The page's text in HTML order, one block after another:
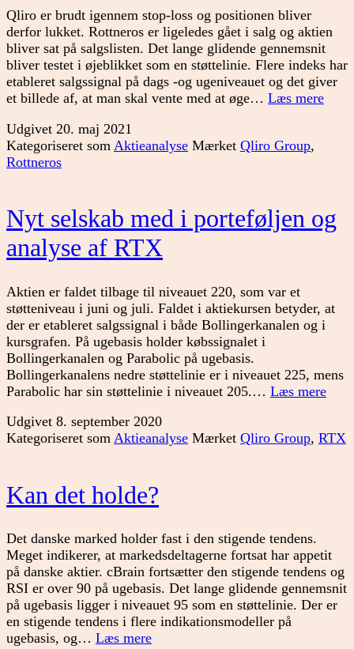
Qliro er brudt igennem stop-loss og positionen bliver
derfor lukket. Rottneros er ligeledes gået i salg og aktien
bliver sat på salgslisten. Det lange glidende gennemsnit
bliver testet i øjeblikket som en støttelinie. Flere indeks har
etableret salgssignal på dags -og ugeniveauet og det giver
et billede af, at man skal vente med at øge… Læs mere
Udgivet 20. maj 2021
Kategoriseret som Aktieanalyse Mærket Qliro Group,
Rottneros
Nyt selskab med i porteføljen og
analyse af RTX
Aktien er faldet tilbage til niveauet 220, som var et
støtteniveau i juni og juli. Faldet i aktiekursen betyder, at
der er etableret salgssignal i både Bollingerkanalen og i
kursgrafen. På ugebasis holder købssignalet i
Bollingerkanalen og Parabolic på ugebasis.
Bollingerkanalens nedre støttelinie er i niveauet 225, mens
Parabolic har sin støttelinie i niveauet 205.… Læs mereNyt
i
Udgivet 8. september 2020
Kategoriseret som Aktieanalyse Mærket Qliro Group, RTX
Kan det holde?
Det danske marked holder fast i den stigende tendens.
Meget indikerer, at markedsdeltagerne fortsat har appetit
på danske aktier. cBrain fortsætter den stigende tendens og
RSI er over 90 på ugebasis. Det lange glidende gennemsnit
på ugebasis ligger i niveauet 95 som en støttelinie. Der er
en stigende tendens i flere indikationsmodeller på
ugebasis, og… Læs mereKan